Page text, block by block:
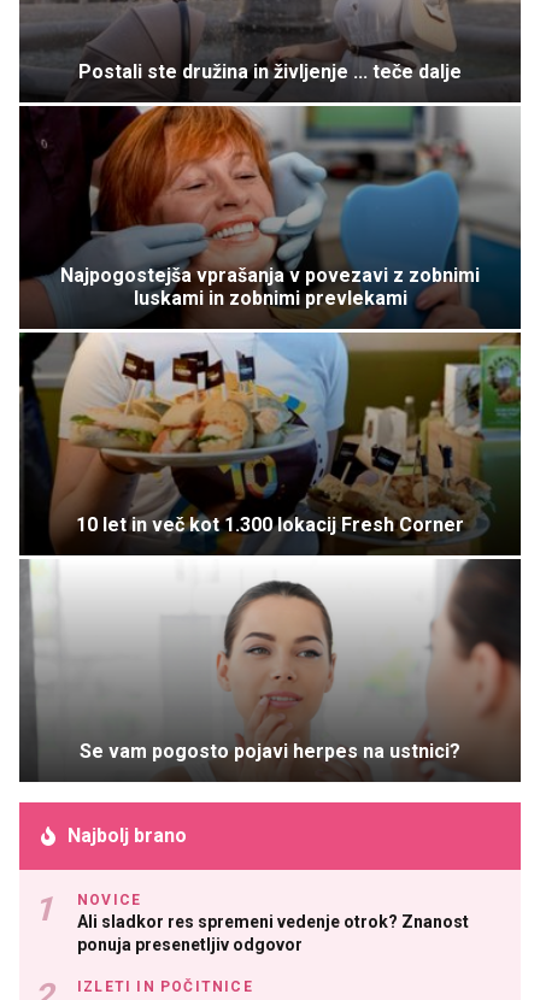
Postali ste družina in življenje ... teče dalje
Najpogostejša vprašanja v povezavi z zobnimi
luskami in zobnimi prevlekami
10 let in več kot 1.300 lokacij Fresh Corner
Se vam pogosto pojavi herpes na ustnici?
Najbolj brano
NOVICE
Ali sladkor res spremeni vedenje otrok? Znanost
ponuja presenetljiv odgovor
IZLETI IN POČITNICE